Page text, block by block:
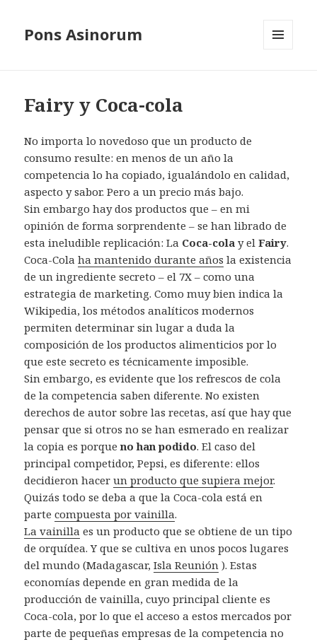
Pons Asinorum
Fairy y Coca-cola
No importa lo novedoso que un producto de
consumo resulte: en menos de un año la
competencia lo ha copiado, igualándolo en calidad,
aspecto y sabor. Pero a un precio más bajo.
Sin embargo hay dos productos que – en mi
opinión de forma sorprendente – se han librado de
esta ineludible replicación: La Coca-cola y elFairy.
Coca-Colaha mantenido durante años la existencia
de un ingrediente secreto – el 7X – como una
estrategia de marketing. Como muy bien indica la
Wikipedia, los métodos analíticos modernos
permiten determinar sin lugar a duda la
composición de los productos alimenticios por lo
que este secreto es técnicamente imposible.
Sin embargo, es evidente que los refrescos de cola
de la competencia saben diferente. No existen
derechos de autor sobre las recetas, así que hay que
pensar que si otros no se han esmerado en realizar
la copia es porqueno han podido. El caso del
principal competidor, Pepsi, es diferente: ellos
decidieron hacerun producto que supiera mejor.
Quizás todo se deba a que la Coca-cola está en
partecompuesta por vainilla.
La vainilla es un producto que se obtiene de un tipo
de orquídea. Y que se cultiva en unos pocos lugares
del mundo (Madagascar,Isla Reunión ). Estas
economías depende en gran medida de la
producción de vainilla, cuyo principal cliente es
Coca-cola, por lo que el acceso a estos mercados por
parte de pequeñas empresas de la competencia no